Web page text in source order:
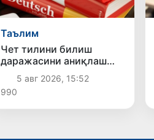
Таълим
Чет тилини билиш
даражасини аниқлаш
бўйича малака
имтиҳонлари
ўтказилади
5 авг 2026, 15:52
990